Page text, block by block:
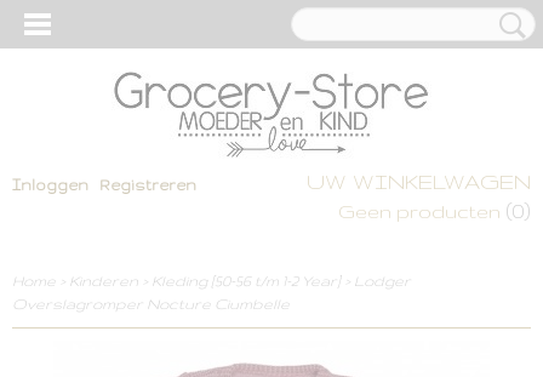
Inloggen Registreren UW WINKELWAGEN
Geen producten (0)
Home > Kinderen > Kleding [50-56 t/m 1-2 Year]> Lodger
Overslagromper Nocture Ciumbelle